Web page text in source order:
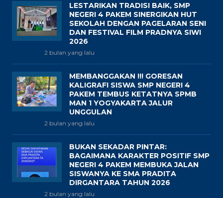
LESTARIKAN TRADISI BAIK, SMP
NEGERI 4 PAKEM SINERGIKAN HUT
SEKOLAH DENGAN PAGELARAN SENI
DAN FESTIVAL FILM PRADNYA SIWI
2026
2 bulan yang lalu
MEMBANGGAKAN !!! GORESAN
KALIGRAFI SISWA SMP NEGERI 4
PAKEM TEMBUS KETATNYA SPMB
MAN 1 YOGYAKARTA JALUR
UNGGULAN
2 bulan yang lalu
BUKAN SEKADAR PINTAR:
BAGAIMANA KARAKTER POSITIF SMP
NEGERI 4 PAKEM MEMBUKA JALAN
SISWANYA KE SMA PRADITA
DIRGANTARA TAHUN 2026
2 bulan yang lalu